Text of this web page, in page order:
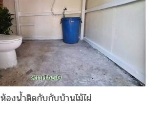
ห้องน้ำติดกับกับบ้านไม้ไผ่